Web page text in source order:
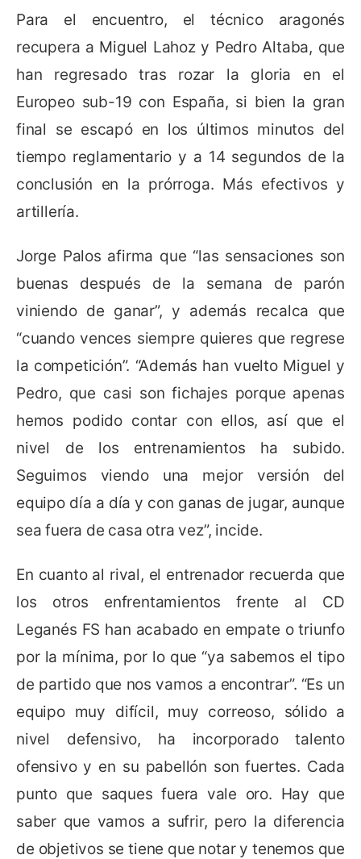
Para el encuentro, el técnico aragonés
recupera a Miguel Lahoz y Pedro Altaba, que
han regresado tras rozar la gloria en el
Europeo sub-19 con España, si bien la gran
final se escapó en los últimos minutos del
tiempo reglamentario y a 14 segundos de la
conclusión en la prórroga. Más efectivos y
artillería.
Jorge Palos afirma que “las sensaciones son
buenas después de la semana de parón
viniendo de ganar”, y además recalca que
“cuando vences siempre quieres que regrese
la competición”. “Además han vuelto Miguel y
Pedro, que casi son fichajes porque apenas
hemos podido contar con ellos, así que el
nivel de los entrenamientos ha subido.
Seguimos viendo una mejor versión del
equipo día a día y con ganas de jugar, aunque
sea fuera de casa otra vez”, incide.
En cuanto al rival, el entrenador recuerda que
los otros enfrentamientos frente al CD
Leganés FS han acabado en empate o triunfo
por la mínima, por lo que “ya sabemos el tipo
de partido que nos vamos a encontrar”. “Es un
equipo muy difícil, muy correoso, sólido a
nivel defensivo, ha incorporado talento
ofensivo y en su pabellón son fuertes. Cada
punto que saques fuera vale oro. Hay que
saber que vamos a sufrir, pero la diferencia
de objetivos se tiene que notar y tenemos que